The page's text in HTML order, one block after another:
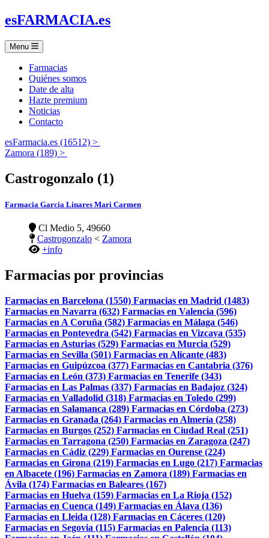
esFARMACIA.es
Menu
Farmacias
Quiénes somos
Date de alta
Hazte premium
Noticias
Contacto
esFarmacia.es (16512) >
Zamora (189) >
Castrogonzalo (1)
Farmacia Garcia Linares Mari Carmen
Cl Medio 5, 49660
Castrogonzalo < Zamora
+info
Farmacias por provincias
Farmacias en Barcelona (1550) Farmacias en Madrid (1483)
Farmacias en Navarra (632) Farmacias en Valencia (596)
Farmacias en A Coruña (582) Farmacias en Málaga (546)
Farmacias en Pontevedra (542) Farmacias en Vizcaya (535)
Farmacias en Asturias (529) Farmacias en Murcia (529)
Farmacias en Sevilla (501) Farmacias en Alicante (483)
Farmacias en Guipúzcoa (377) Farmacias en Cantabria (376)
Farmacias en León (373) Farmacias en Tenerife (343)
Farmacias en Las Palmas (337) Farmacias en Badajoz (324)
Farmacias en Valladolid (318) Farmacias en Toledo (299)
Farmacias en Salamanca (289) Farmacias en Córdoba (273)
Farmacias en Granada (264) Farmacias en Almería (258)
Farmacias en Burgos (252) Farmacias en Ciudad Real (251)
Farmacias en Tarragona (250) Farmacias en Zaragoza (247)
Farmacias en Cádiz (229) Farmacias en Ourense (224)
Farmacias en Girona (219) Farmacias en Lugo (217) Farmacias
en Albacete (196) Farmacias en Zamora (189) Farmacias en
Ávila (174) Farmacias en Baleares (167)
Farmacias en Huelva (159) Farmacias en La Rioja (152)
Farmacias en Cuenca (149) Farmacias en Álava (136)
Farmacias en Lleida (128) Farmacias en Cáceres (120)
Farmacias en Segovia (115) Farmacias en Palencia (113)